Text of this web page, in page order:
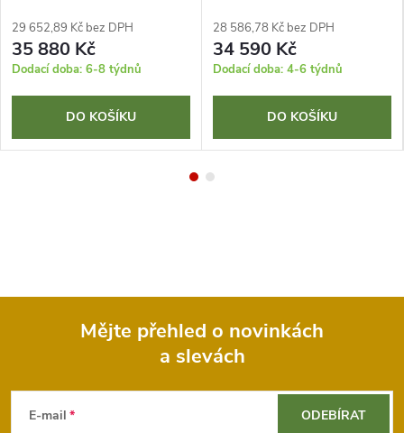
29 652,89 Kč bez DPH
35 880 Kč
Dodací doba: 6-8 týdnů
DO KOŠÍKU
28 586,78 Kč bez DPH
34 590 Kč
Dodací doba: 4-6 týdnů
DO KOŠÍKU
Mějte přehled o novinkách
a slevách
E-mail ODEBÍRAT